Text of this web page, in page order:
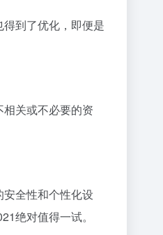
到了优化，即便是
关或不必要的资
全性和个性化设
绝对值得一试。